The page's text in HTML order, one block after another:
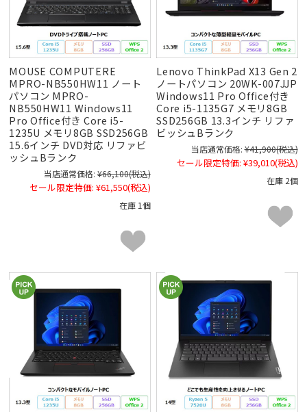
MOUSE COMPUTERE
MPRO-NB550HW11 ノート
パソコン MPRO-
NB550HW11 Windows11
Pro Office付き Core i5-
1235U メモリ8GB SSD256GB
15.6インチ DVD対応 リファビ
ッシュBランク
当店通常価格: ¥66,100(税込)
セール限定特価: ¥61,550(税込)
在庫 1個
Lenovo ThinkPad X13 Gen 2
ノートパソコン 20WK-007JJP
Windows11 Pro Office付き
Core i5-1135G7 メモリ8GB
SSD256GB 13.3インチ リファ
ビッシュBランク
当店通常価格: ¥41,900(税込)
セール限定特価: ¥39,010(税込)
在庫 2個